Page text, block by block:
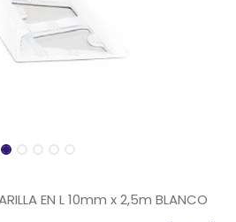
EN L 10mm x 2,5m BLANCO